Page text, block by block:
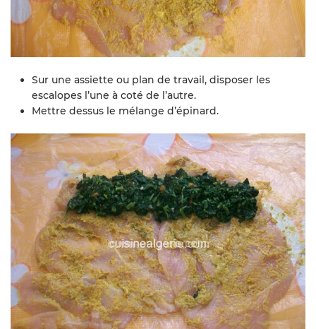
Sur une assiette ou plan de travail, disposer les
escalopes l’une à coté de l’autre.
Mettre dessus le mélange d’épinard.